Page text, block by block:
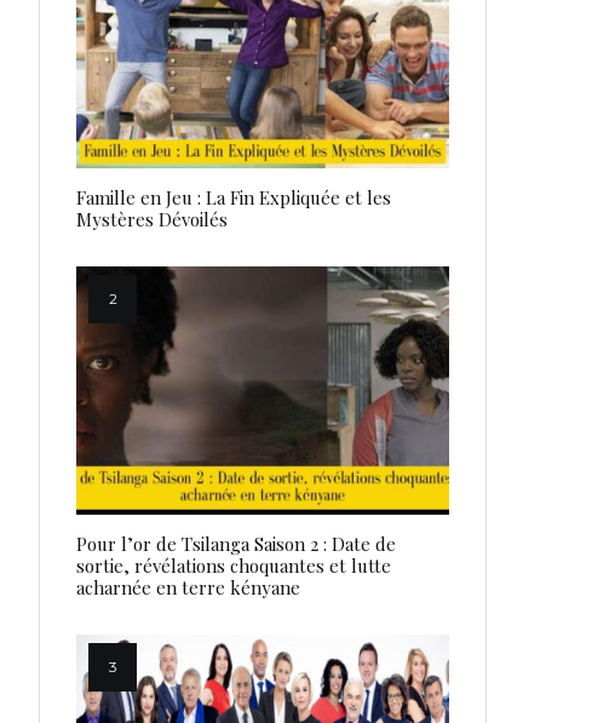
Famille en Jeu : La Fin Expliquée et les
Mystères Dévoilés
Pour l’or de Tsilanga Saison 2 : Date de
sortie, révélations choquantes et lutte
acharnée en terre kényane